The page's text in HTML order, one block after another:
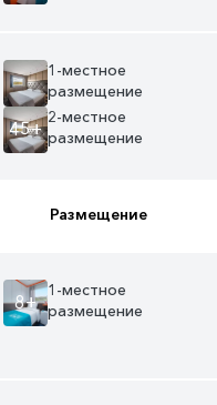
1-местное
размещение
45+
2-местное
размещение
Размещение
8+
1-местное
размещение